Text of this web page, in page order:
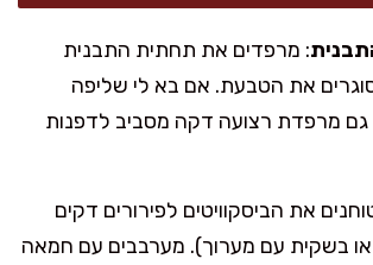
: מרפדים את תחתית התבנית
את הטבעת. אם בא לי שליפה
גם מרפדת רצועה דקה מסביב לדפנות
את הביסקוויטים לפירורים דקים
או בשקית עם מערוך). מערבבים עם חמאה